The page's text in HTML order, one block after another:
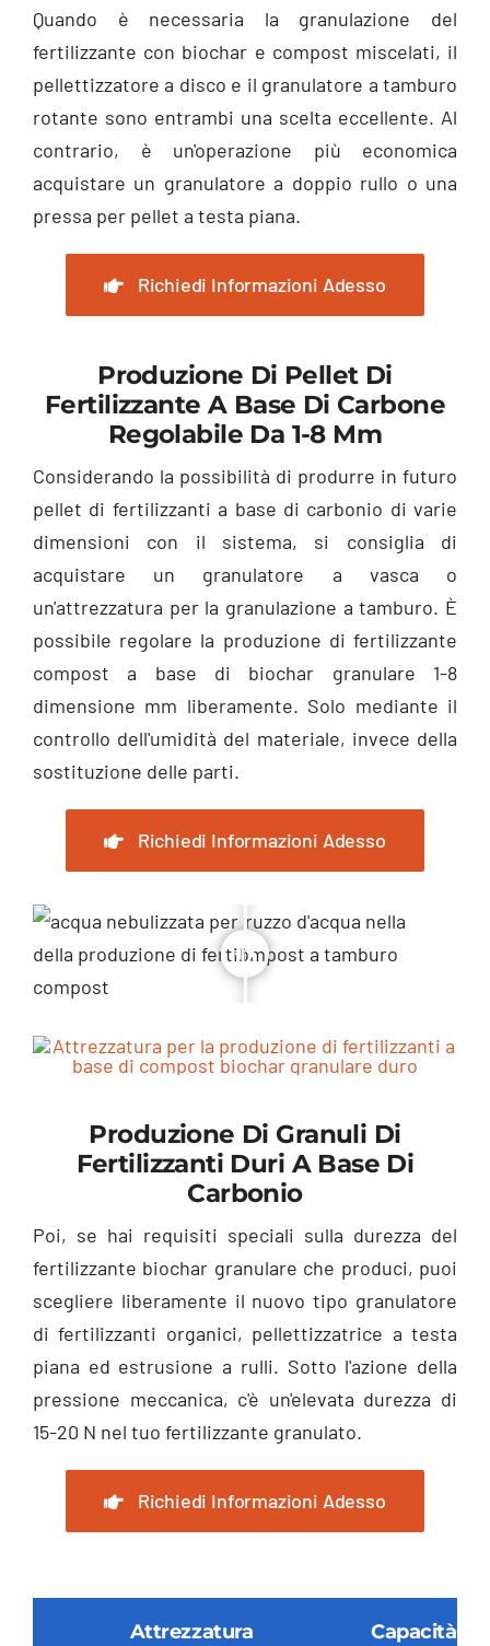
Quando è necessaria la granulazione del
fertilizzante con biochar e compost miscelati, il
pellettizzatore a disco e il granulatore a tamburo
rotante sono entrambi una scelta eccellente. Al
contrario, è un'operazione più economica
acquistare un granulatore a doppio rullo o una
pressa per pellet a testa piana.
Richiedi Informazioni Adesso
Produzione Di Pellet Di
Fertilizzante A Base Di Carbone
Regolabile Da 1-8 Mm
Considerando la possibilità di produrre in futuro
pellet di fertilizzanti a base di carbonio di varie
dimensioni con il sistema, si consiglia di
acquistare un granulatore a vasca o
un'attrezzatura per la granulazione a tamburo. È
possibile regolare la produzione di fertilizzante
compost a base di biochar granulare 1-8
dimensione mm liberamente. Solo mediante il
controllo dell'umidità del materiale, invece della
sostituzione delle parti.
Richiedi Informazioni Adesso
Produzione Di Granuli Di
Fertilizzanti Duri A Base Di
Carbonio
Poi, se hai requisiti speciali sulla durezza del
fertilizzante biochar granulare che produci, puoi
scegliere liberamente il nuovo tipo granulatore
di fertilizzanti organici, pellettizzatrice a testa
piana ed estrusione a rulli. Sotto l'azione della
pressione meccanica, c'è un'elevata durezza di
15-20 N nel tuo fertilizzante granulato.
Richiedi Informazioni Adesso
Attrezzatura Capacità (t/